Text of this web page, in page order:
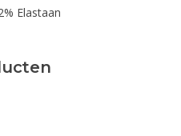
Elastaan